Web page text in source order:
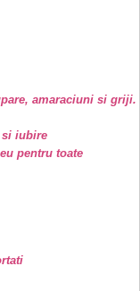
amaraciuni si griji.
si iubire
pentru toate